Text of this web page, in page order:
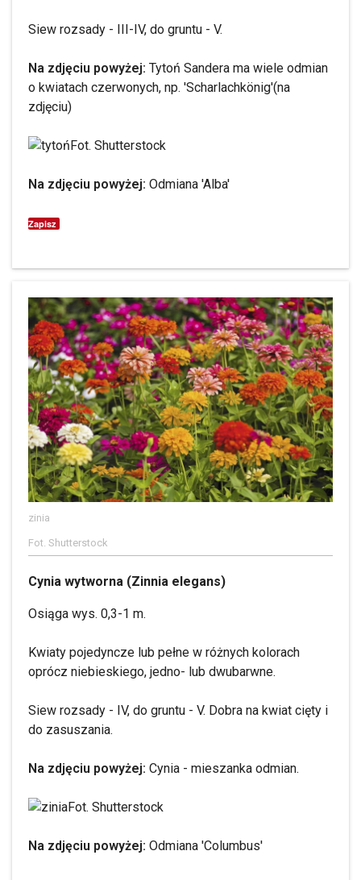
Siew rozsady - III-IV, do gruntu - V.
Na zdjęciu powyżej: Tytoń Sandera ma wiele odmian
o kwiatach czerwonych, np. 'Scharlachkönig'(na
zdjęciu)
Fot. Shutterstock
Na zdjęciu powyżej: Odmiana 'Alba'
Zapisz
zinia
Fot. Shutterstock
Cynia wytworna (Zinnia elegans)
Osiąga wys. 0,3-1 m.
Kwiaty pojedyncze lub pełne w różnych kolorach
oprócz niebieskiego, jedno- lub dwubarwne.
Siew rozsady - IV, do gruntu - V. Dobra na kwiat cięty i
do zasuszania.
Na zdjęciu powyżej: Cynia - mieszanka odmian.
Fot. Shutterstock
Na zdjęciu powyżej: Odmiana 'Columbus'